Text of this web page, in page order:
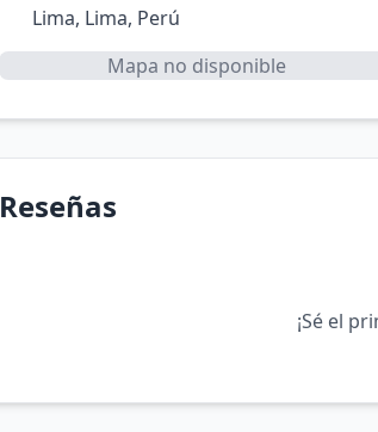
Lima, Lima, Perú
Mapa no disponible
Reseñas
¡Sé el